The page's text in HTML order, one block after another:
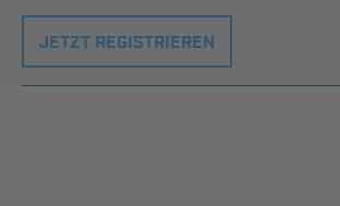
JETZT REGISTRIEREN